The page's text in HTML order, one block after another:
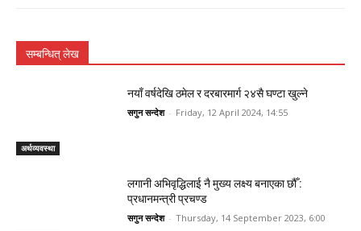
सम्बन्धित् लेख
अर्थव्यवस्था
नयाँ वर्षदेखि ठमेल र दरबारमार्ग २४सै घण्टा खुल्ने
सगुन सन्देश - Friday, 12 April 2024, 14:55
लगानी अभिवृद्धिलाई नै मुख्य लक्ष्य बनाएका छौँ :
प्रधानमन्त्री प्रचण्ड
सगुन सन्देश - Thursday, 14 September 2023, 6:00